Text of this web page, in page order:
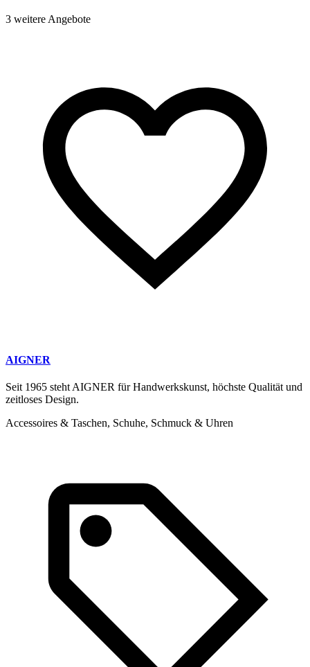
3 weitere Angebote
AIGNER
Seit 1965 steht AIGNER für Handwerkskunst, höchste Qualität und
zeitloses Design.
Accessoires & Taschen, Schuhe, Schmuck & Uhren